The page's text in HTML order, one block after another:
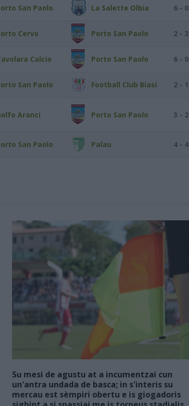
San Paolo La Salette Olbia 6 - 0
Cervo Porto San Paolo 2 - 3
Calcio Porto San Paolo 6 - 0
San Paolo Football Club Biasì 2 - 1
Aranci Porto San Paolo 3 - 2
San Paolo Palau 4 - 4
Su mesi de agustu at a incumentzai cun
un'antra undada de basca; in s'interis su
mercau est sèmpiri obertu e is giogadoris